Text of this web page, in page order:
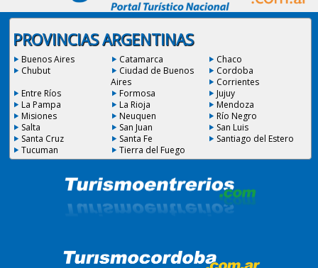
PROVINCIAS ARGENTINAS
Buenos Aires Catamarca
Chaco
Chubut
Ciudad de Buenos
Aires
Cordoba
Corrientes
Entre Ríos
Formosa
Jujuy
La Pampa
La Rioja
Mendoza
Misiones
Neuquen
Río Negro
Salta
San Juan
San Luis
Santa Cruz
Santa Fe
Santiago del Estero
Tucuman
Tierra del Fuego